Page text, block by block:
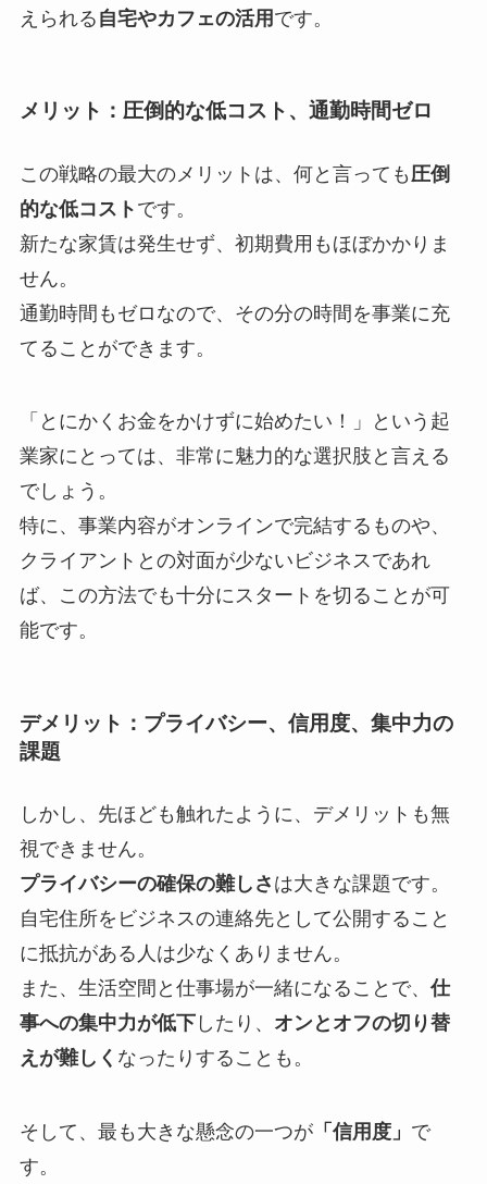
えられる 自宅やカフェの活用 です。
メリット：圧倒的な低コスト、通勤時間ゼロ
この戦略の最大のメリットは、何と言っても 圧倒
的な低コスト です。
新たな家賃は発生せず、初期費用もほぼかかりま
せん。
通勤時間もゼロなので、その分の時間を事業に充
てることができます。
「とにかくお金をかけずに始めたい！」という起
業家にとっては、非常に魅力的な選択肢と言える
でしょう。
特に、事業内容がオンラインで完結するものや、
クライアントとの対面が少ないビジネスであれ
ば、この方法でも十分にスタートを切ることが可
能です。
デメリット：プライバシー、信用度、集中力の
課題
しかし、先ほども触れたように、デメリットも無
視できません。
プライバシーの確保の難しさ は大きな課題です。
自宅住所をビジネスの連絡先として公開すること
に抵抗がある人は少なくありません。
また、生活空間と仕事場が一緒になることで、 仕
事への集中力が低下したり、 オンとオフの切り替
えが難しく なったりすることも。
そして、最も大きな懸念の一つが「信用度」 で
す。